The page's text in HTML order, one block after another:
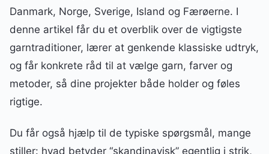
Danmark, Norge, Sverige, Island og Færøerne. I
denne artikel får du et overblik over de vigtigste
garntraditioner, lærer at genkende klassiske udtryk,
og får konkrete råd til at vælge garn, farver og
metoder, så dine projekter både holder og føles
rigtige.
Du får også hjælp til de typiske spørgsmål, mange
stiller: hvad betyder “skandinavisk” egentlig i strik,